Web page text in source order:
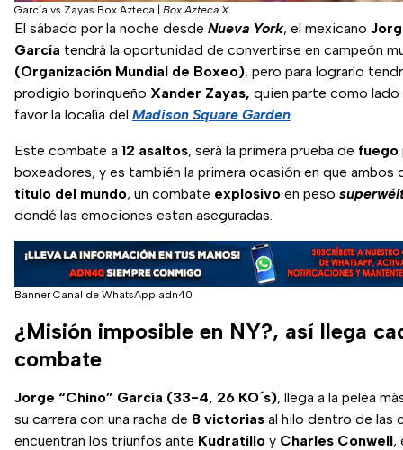
García vs Zayas Box Azteca Box Azteca X
El sábado por la noche desde Nueva York, el mexicano
García tendrá la oportunidad de convertirse en campeón
(Organización Mundial de Boxeo), pero para lograrlo
prodigio borinqueño Xander Zayas, quien parte como lado
favor la localía del Madison Square Garden.
Este combate a 12 asaltos, será la primera prueba de fuego
boxeadores, y es también la primera ocasión en que ambos
título del mundo, un combate explosivo en peso
dondé las emociones estan aseguradas.
Banner Canal de WhatsApp adn40
¿Misión imposible en NY?, así llega
combate
Jorge “Chino” García (33-4, 26 KO´s), llega a la pelea
su carrera con una racha de 8 victorias al hilo dentro de las
encuentran los triunfos ante Kudratillo y Charles Conwell,